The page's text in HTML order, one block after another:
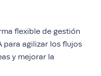
flexible de gestión
para agilizar los flujos
y mejorar la